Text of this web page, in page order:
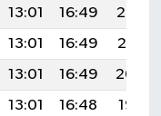
13:01 16:49
20:02
13:01 16:49
20:01
13:01 16:49
20:00
13:01 16:48
19:58